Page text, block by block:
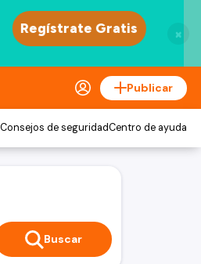
×
Publicar
Consejos de seguridadCentro de ayuda
Buscar